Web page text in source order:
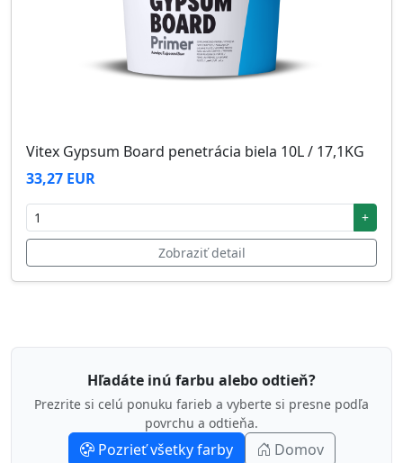
Vitex Gypsum Board penetrácia biela 10L / 17,1KG
33,27 EUR
+
Zobraziť detail
Hľadáte inú farbu alebo odtieň?
Prezrite si celú ponuku farieb a vyberte si presne podľa
povrchu a odtieňa.
Pozrieť všetky farby Domov